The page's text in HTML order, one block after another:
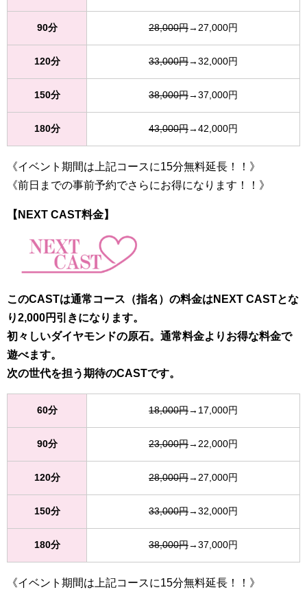
90分 28,000円→27,000円
120分 33,000円→32,000円
150分 38,000円→37,000円
180分 43,000円→42,000円
《イベント期間は上記コースに15分無料延長！！》
《前日までの事前予約でさらにお得になります！！》
【NEXT CAST料金】
このCASTは通常コース（指名）の料金はNEXT CASTとな
り2,000円引きになります。
初々しいダイヤモンドの原石。通常料金よりお得な料金で
遊べます。
次の世代を担う期待のCASTです。
60分 18,000円→17,000円
90分 23,000円→22,000円
120分 28,000円→27,000円
150分 33,000円→32,000円
180分 38,000円→37,000円
《イベント期間は上記コースに15分無料延長！！》